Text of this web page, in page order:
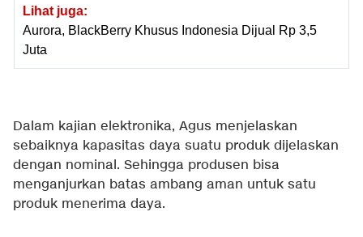
Lihat juga:
Aurora, BlackBerry Khusus Indonesia Dijual Rp 3,5
Juta
Dalam kajian elektronika, Agus menjelaskan
sebaiknya kapasitas daya suatu produk dijelaskan
dengan nominal. Sehingga produsen bisa
menganjurkan batas ambang aman untuk satu
produk menerima daya.